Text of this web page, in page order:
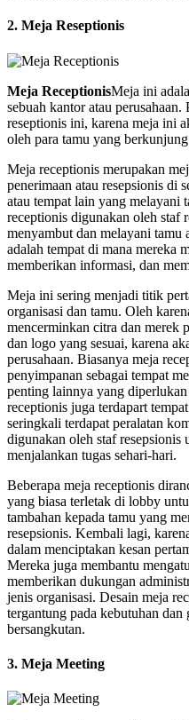
2. Meja Reseptionis
Meja ReceptionisMeja ini
sebuah kantor atau
reseptionis ini, karena meja ini
oleh para tamu yang
Meja receptionis merupakan
penerimaan atau resepsionis di
atau tempat lain yang melayani
receptionis digunakan oleh staf
menyambut dan melayani tamu
adalah tempat di mana mereka
memberikan informasi, dan
Meja ini sering menjadi titik
organisasi dan tamu. Oleh
mencerminkan citra dan merek
dan logo yang sesuai, karena
perusahaan. Biasanya meja
penyimpanan sebagai tempat
penting lainnya yang
receptionis juga terdapart
seringkali terdapat peralatan
digunakan oleh staf resepsionis
menjalankan tugas sehari-hari.
Beberapa meja receptionis
yang biasa terletak di lobby
tambahan kepada tamu yang
resepsionis. Kembali lagi,
dalam menciptakan kesan
Mereka juga membantu
memberikan dukungan
jenis organisasi. Desain meja
tergantung pada kebutuhan dan
bersangkutan.
3. Meja Meeting